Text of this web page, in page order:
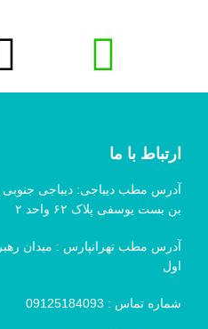
ارتباط با ما
آدرس مطب دیباجی: دیباجی جنوبی
بن بست یوسفی پلاک ۶۲ واحد ۲
اول
شماره تماس :